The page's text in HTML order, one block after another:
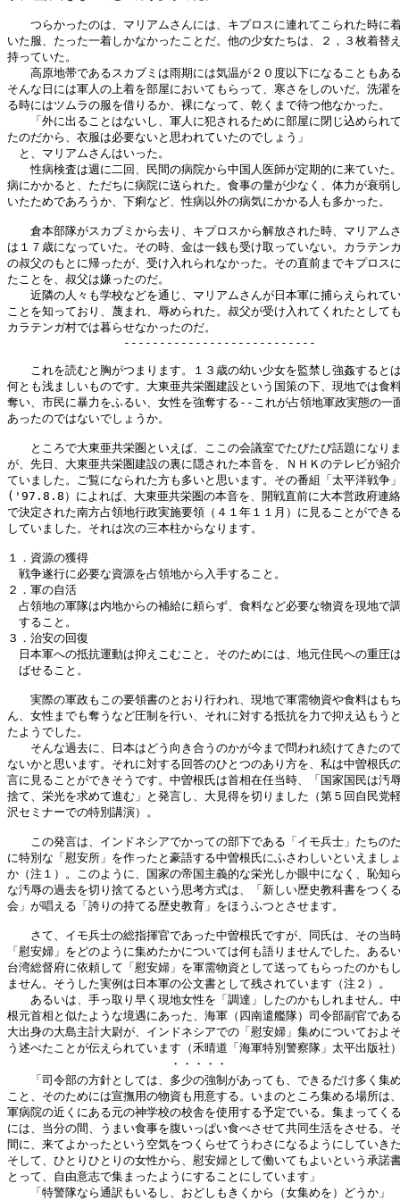
つらかったのは、マリアムさんには、キプロスに連れてこられた時に
いた服、たった一着しかなかったことだ。他の少女たちは、２，３枚着替
持っていた。
高原地帯であるスカブミは雨期には気温が２０度以下になることもあ
そんな日には軍人の上着を部屋においてもらって、寒さをしのいだ。洗濯
る時にはツムラの服を借りるか、裸になって、乾くまで待つ他なかった。
「外に出ることはないし、軍人に犯されるために部屋に閉じ込められ
たのだから、衣服は必要ないと思われていたのでしょう」
と、マリアムさんはいった。
性病検査は週に二回、民間の病院から中国人医師が定期的に来ていた
病にかかると、ただちに病院に送られた。食事の量が少なく、体力が衰弱
いたためであろうか、下痢など、性病以外の病気にかかる人も多かった。
倉本部隊がスカブミから去り、キプロスから解放された時、マリアム
は１７歳になっていた。その時、金は一銭も受け取っていない。カラテン
の叔父のもとに帰ったが、受け入れられなかった。その直前までキプロス
たことを、叔父は嫌ったのだ。
近隣の人々も学校などを通じ、マリアムさんが日本軍に捕らえられて
ことを知っており、蔑まれ、辱められた。叔父が受け入れてくれたとして
カラテンガ村では暮らせなかったのだ。
---------------------------
これを読むと胸がつまります。１３歳の幼い少女を監禁し強姦すると
何とも浅ましいものです。大東亜共栄圏建設という国策の下、現地では食
奪い、市民に暴力をふるい、女性を強奪する--これが占領地軍政実態の一
あったのではないでしょうか。
ところで大東亜共栄圏といえば、ここの会議室でたびたび話題になり
が、先日、大東亜共栄圏建設の裏に隠された本音を、ＮＨＫのテレビが紹
ていました。ご覧になられた方も多いと思います。その番組「太平洋戦争
('97.8.8）によれば、大東亜共栄圏の本音を、開戦直前に大本営政府連
で決定された南方占領地行政実施要領（４１年１１月）に見ることができ
していました。それは次の三本柱からなります。
１．資源の獲得
戦争遂行に必要な資源を占領地から入手すること。
２．軍の自活
占領地の軍隊は内地からの補給に頼らず、食料など必要な物資を現地で
すること。
３．治安の回復
日本軍への抵抗運動は抑えこむこと。そのためには、地元住民への重圧
ばせること。
実際の軍政もこの要領書のとおり行われ、現地で軍需物資や食料はも
ん、女性までも奪うなど圧制を行い、それに対する抵抗を力で抑え込もう
たようでした。
そんな過去に、日本はどう向き合うのかが今まで問われ続けてきたの
ないかと思います。それに対する回答のひとつのあり方を、私は中曽根氏
言に見ることができそうです。中曽根氏は首相在任当時、「国家国民は汚
捨て、栄光を求めて進む」と発言し、大見得を切りました（第５回自民党
沢セミナーでの特別講演）。
この発言は、インドネシアでかっての部下である「イモ兵士」たちの
に特別な「慰安所」を作ったと豪語する中曽根氏にふさわしいといえまし
か（注１）。このように、国家の帝国主義的な栄光しか眼中になく、恥知
な汚辱の過去を切り捨てるという思考方式は、「新しい歴史教科書をつく
会」が唱える「誇りの持てる歴史教育」をほうふつとさせます。
さて、イモ兵士の総指揮官であった中曽根氏ですが、同氏は、その当
「慰安婦」をどのように集めたかについては何も語りませんでした。ある
台湾総督府に依頼して「慰安婦」を軍需物資として送ってもらったのかも
ません。そうした実例は日本軍の公文書として残されています（注２）。
あるいは、手っ取り早く現地女性を「調達」したのかもしれません。
根元首相と似たような境遇にあった、海軍（四南遣艦隊）司令部副官であ
大出身の大島主計大尉が、インドネシアでの「慰安婦」集めについておよ
う述べたことが伝えられています（禾晴道「海軍特別警察隊」太平出版社
・・・・・
「司令部の方針としては、多少の強制があっても、できるだけ多く集
こと、そのためには宣撫用の物資も用意する。いまのところ集める場所は
軍病院の近くにある元の神学校の校舎を使用する予定でいる。集まってく
には、当分の間、うまい食事を腹いっぱい食べさせて共同生活をさせる。
間に、来てよかったという空気をつくらせてうわさになるようにしていき
そして、ひとりひとりの女性から、慰安婦として働いてもよいという承諾
とって、自由意志で集まったようにすることにしています」
「特警隊なら通訳もいるし、おどしもきくから（女集めを）どうか」